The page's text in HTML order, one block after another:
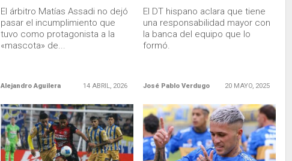
El árbitro Matías Assadi no dejó
pasar el incumplimiento que
tuvo como protagonista a la
«mascota» de...
Alejandro Aguilera 14 ABRIL, 2026
El DT hispano aclara que tiene
una responsabilidad mayor con
la banca del equipo que lo
formó.
José Pablo Verdugo 20 MAYO, 2025
LEER MÁS LEER MÁS